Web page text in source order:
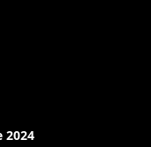
2024